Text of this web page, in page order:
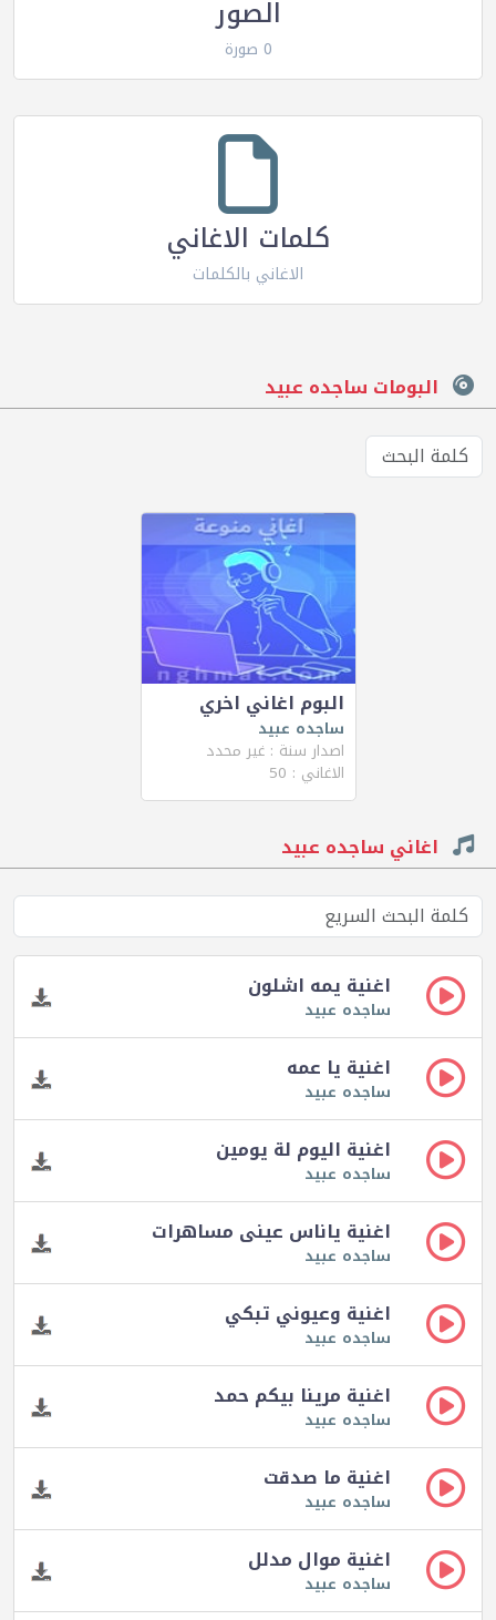
الصور
0 صورة
كلمات الاغاني
الاغاني بالكلمات
البومات ساجده عبيد
البوم اغاني اخري
ساجده عبيد
اصدار سنة : غير محدد
الاغاني : 50
اغاني ساجده عبيد
اغنية يمه اشلون
ساجده عبيد
اغنية يا عمه
ساجده عبيد
اغنية اليوم لة يومين
ساجده عبيد
اغنية ياناس عينى مساهرات
ساجده عبيد
اغنية وعيوني تبكي
ساجده عبيد
اغنية مرينا بيكم حمد
ساجده عبيد
اغنية ما صدقت
ساجده عبيد
اغنية موال مدلل
ساجده عبيد